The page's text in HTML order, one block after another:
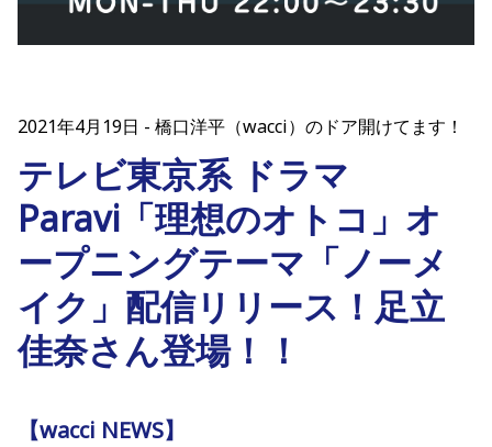
2021年4月19日 橋口洋平（wacci）のドア開けてます！
テレビ東京系 ドラマ
Paravi「理想のオトコ」オ
ープニングテーマ「ノーメ
イク」配信リリース！足立
佳奈さん登場！！
【wacci NEWS】